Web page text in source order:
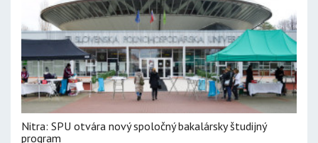
Nitra: SPU otvára nový spoločný bakalársky študijný
program